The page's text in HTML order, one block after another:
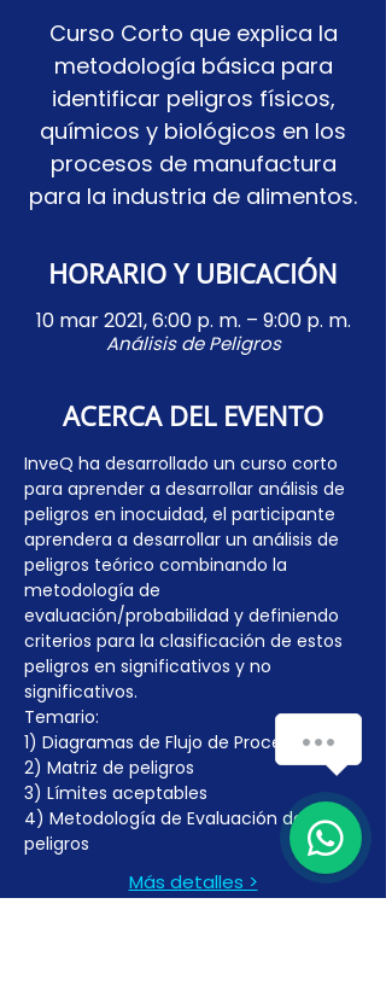
Curso Corto que explica la
metodología básica para
identificar peligros físicos,
químicos y biológicos en los
procesos de manufactura
para la industria de alimentos.
HORARIO Y UBICACIÓN
10 mar 2021, 6:00 p. m. – 9:00 p. m.
Análisis de Peligros
ACERCA DEL EVENTO
InveQ ha desarrollado un curso corto
para aprender a desarrollar análisis de
peligros en inocuidad, el participante
aprendera a desarrollar un análisis de
peligros teórico combinando la
metodología de
evaluación/probabilidad y definiendo
criterios para la clasificación de estos
peligros en significativos y no
significativos.
Temario:
1) Diagramas de Flujo de Proceso
2) Matriz de peligros
3) Límites aceptables
4) Metodología de Evaluación de
peligros
Más detalles >
how-can-we-help